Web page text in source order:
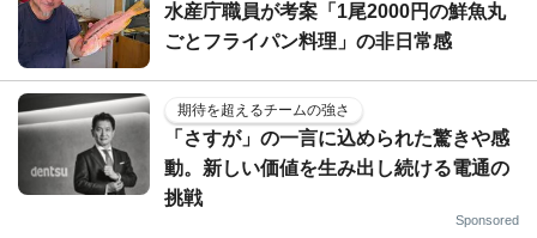
水産庁職員が考案「1尾2000円の鮮魚丸
ごとフライパン料理」の非日常感
期待を超えるチームの強さ
「さすが」の一言に込められた驚きや感
動。新しい価値を生み出し続ける電通の
挑戦
Sponsored